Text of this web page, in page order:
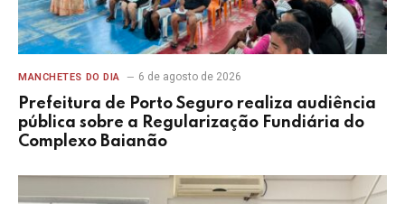
MANCHETES DO DIA 6 de agosto de 2026
Prefeitura de Porto Seguro realiza audiência
pública sobre a Regularização Fundiária do
Complexo Baianão